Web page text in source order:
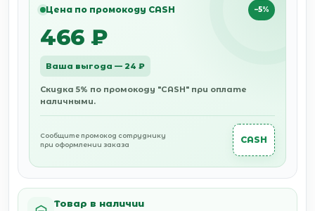
Цена по промокоду CASH −5%
466 ₽
Ваша выгода — 24 ₽
Скидка 5% по промокоду "CASH" при оплате
наличными.
Сообщите промокод сотруднику
при оформлении заказа
CASH
Товар в наличии